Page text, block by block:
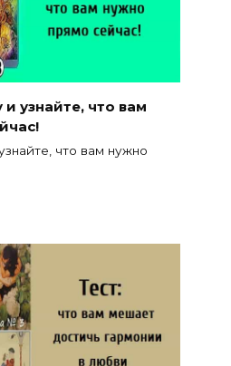
узнайте, что вам
что вам нужно